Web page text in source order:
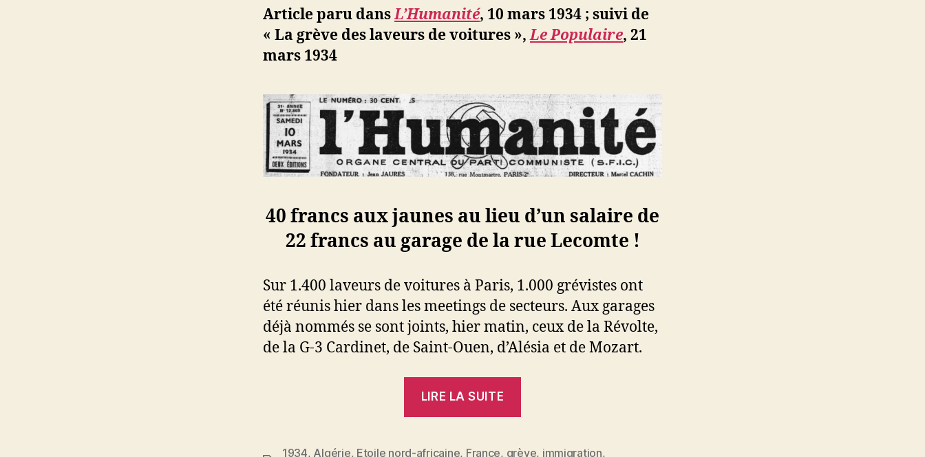
b
Article paru dansL’Humanité, 10 mars 1934 ; suivi de
« La grève des laveurs de voitures »,Le Populaire, 21
mars 1934
40 francs aux jaunes au lieu d’un salaire de
22 francs au garage de la rue Lecomte !
Sur 1.400 laveurs de voitures à Paris, 1.000 grévistes ont
été réunis hier dans les meetings de secteurs. Aux garages
déjà nommés se sont joints, hier matin, ceux de la Révolte,
de la G-3 Cardinet, de Saint-Ouen, d’Alésia et de Mozart.
LIRE LA SUITE
voitures
1934, Algérie, Etoile nord-africaine, France, grève, immigration,